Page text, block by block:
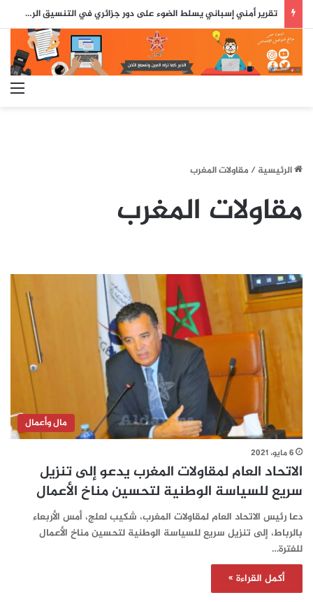
تقرير أمني إسباني يسلط الضوء على دور جزائري في التنسيق الرقمي لأحداث سبتة..
الرئيسية/مقاولات المغرب
مقاولات المغرب
مال وأعمال
6 مايو، 2021
الاتحاد العام لمقاولات المغرب يدعو إلى تنزيل
سريع للسياسة الوطنية لتحسين مناخ الأعمال
دعا رئيس الاتحاد العام لمقاولات المغرب، شكيب لعلج، أمس الأربعاء
بالرباط، إلى تنزيل سريع للسياسة الوطنية لتحسين مناخ الأعمال
للفترة…
أكمل القراءة »